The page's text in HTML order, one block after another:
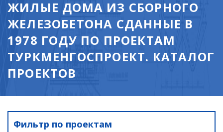
ЖИЛЫЕ ДОМА ИЗ СБОРНОГО
ЖЕЛЕЗОБЕТОНА СДАННЫЕ В
1978 ГОДУ ПО ПРОЕКТАМ
ТУРКМЕНГОСПРОЕКТ. КАТАЛОГ
ПРОЕКТОВ
Фильтр по проектам